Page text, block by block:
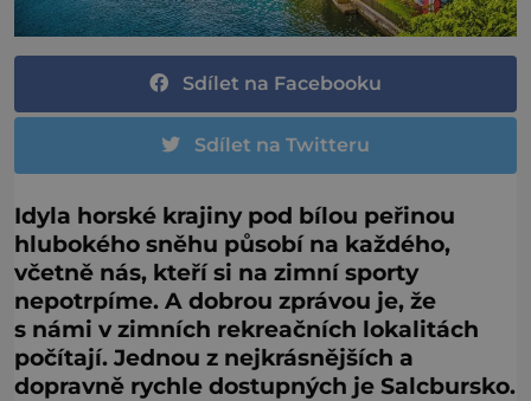
Sdílet na Facebooku
Sdílet na Twitteru
Idyla horské krajiny pod bílou peřinou
hlubokého sněhu působí na každého,
včetně nás, kteří si na zimní sporty
nepotrpíme. A dobrou zprávou je, že
s námi v zimních rekreačních lokalitách
počítají. Jednou z nejkrásnějších a
dopravně rychle dostupných je Salcbursko.